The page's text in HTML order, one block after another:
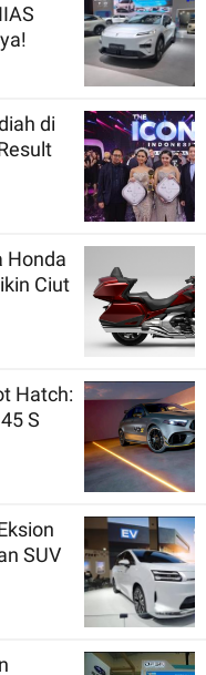
di
Honda
Ciut
Hatch:
S
SUV